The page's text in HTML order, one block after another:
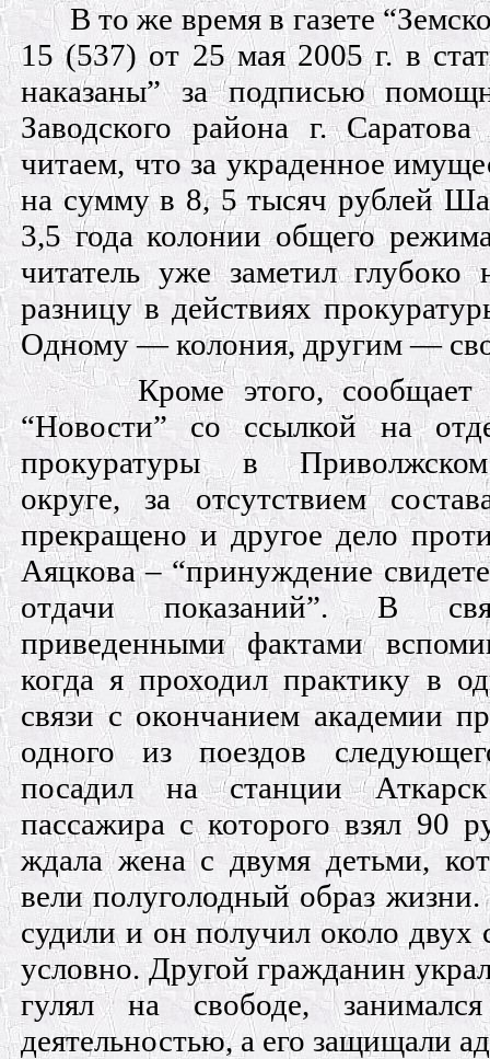
В то же время в газете
15 (537) от 25 мая 2005 г. в
наказаны” за подписью
Заводского района г.
читаем, что за украденное
на сумму в 8, 5 тысяч рублей
3,5 года колонии общего
читатель уже заметил глубоко
разницу в действиях
Одному — колония, другим —
Кроме этого,
“Новости” со ссылкой на
прокуратуры в
округе, за отсутствием
прекращено и другое дело
Аяцкова – “принуждение
отдачи показаний”. В
приведенными фактами
когда я проходил практику в
связи с окончанием академии
одного из поездов
посадил на станции
пассажира с которого взял 90
ждала жена с двумя детьми,
вели полуголодный образ жизни.
судили и он получил около двух
условно. Другой гражданин
гулял на свободе,
деятельностью, а его защищали